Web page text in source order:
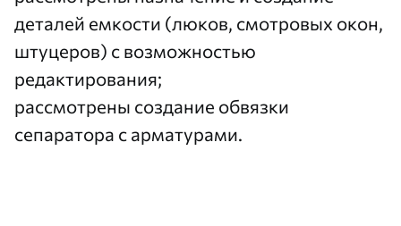
деталей емкости (люков, смотровых окон,
штуцеров) с возможностью
редактирования;
рассмотрены создание обвязки
сепаратора с арматурами.